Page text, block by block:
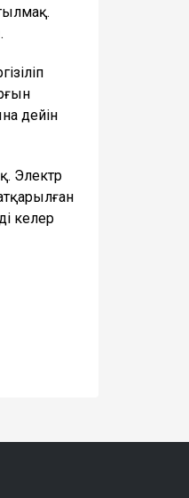
дейін
Электр
келер